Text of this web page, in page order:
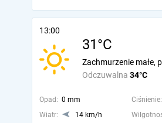
13:00
31°C
Odczuwalna 34°C
Zachmurzenie małe,
Opad: 0 mm Ciśnienie:
Wiatr:
14 km/h